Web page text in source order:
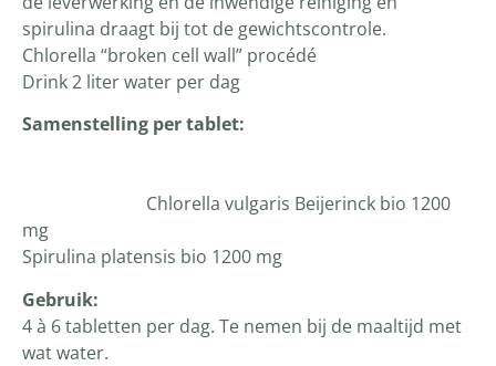
spirulina draagt bij tot de gewichtscontrole.
Chlorella “broken cell wall” procédé
Drink 2 liter water per dag
Samenstelling per tablet:
Chlorella vulgaris Beijerinck bio 1200
mg
Spirulina platensis bio 1200 mg
Gebruik:
4 à 6 tabletten per dag. Te nemen bij de maaltijd met
wat water.